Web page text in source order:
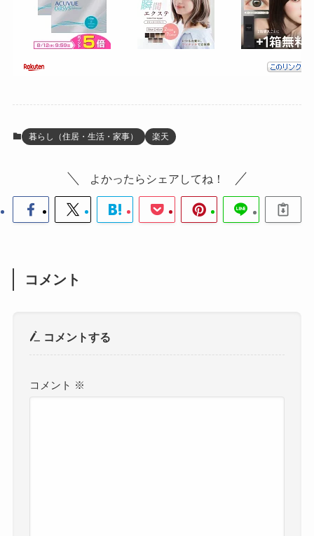
暮らし（住居・生活・家事） 楽天
よかったらシェアしてね！
コメント
コメントする
コメント ※